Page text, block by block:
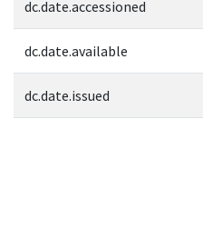
dc.date.accessioned
dc.date.available
dc.date.issued